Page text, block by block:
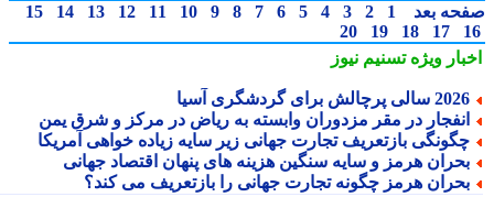
بعد 1
2
3
4
5
6
7
8
9
10
11
12
13
14
15
17
18
19
20
ویژهتسنیم نیوز
سالی پرچالش برای گردشگری آسیا
در مقر مزدوران وابسته به ریاض در مرکز و شرق یمن
بازتعریف تجارت جهانی زیر سایه زیاده خواهی آمریکا
هرمز و سایه سنگین هزینه های پنهان اقتصاد جهانی
هرمز چگونه تجارت جهانی را بازتعریف می کند؟